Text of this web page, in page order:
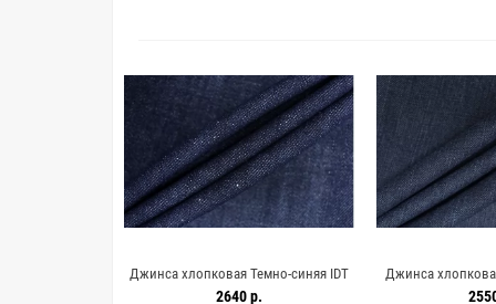
Джинса хлопковая Темно-синяя IDT
H14/4 NN50 19052660
2640 р.
Джинса
синяя IDT H14/